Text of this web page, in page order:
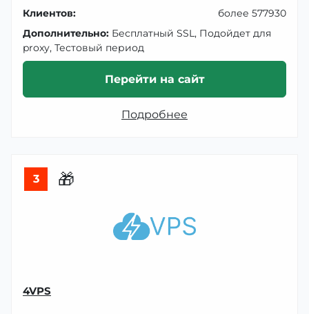
Клиентов:
более 577930
Дополнительно: Бесплатный SSL, Подойдет для
proxy, Тестовый период
Перейти на сайт
Подробнее
3 🎁
4VPS